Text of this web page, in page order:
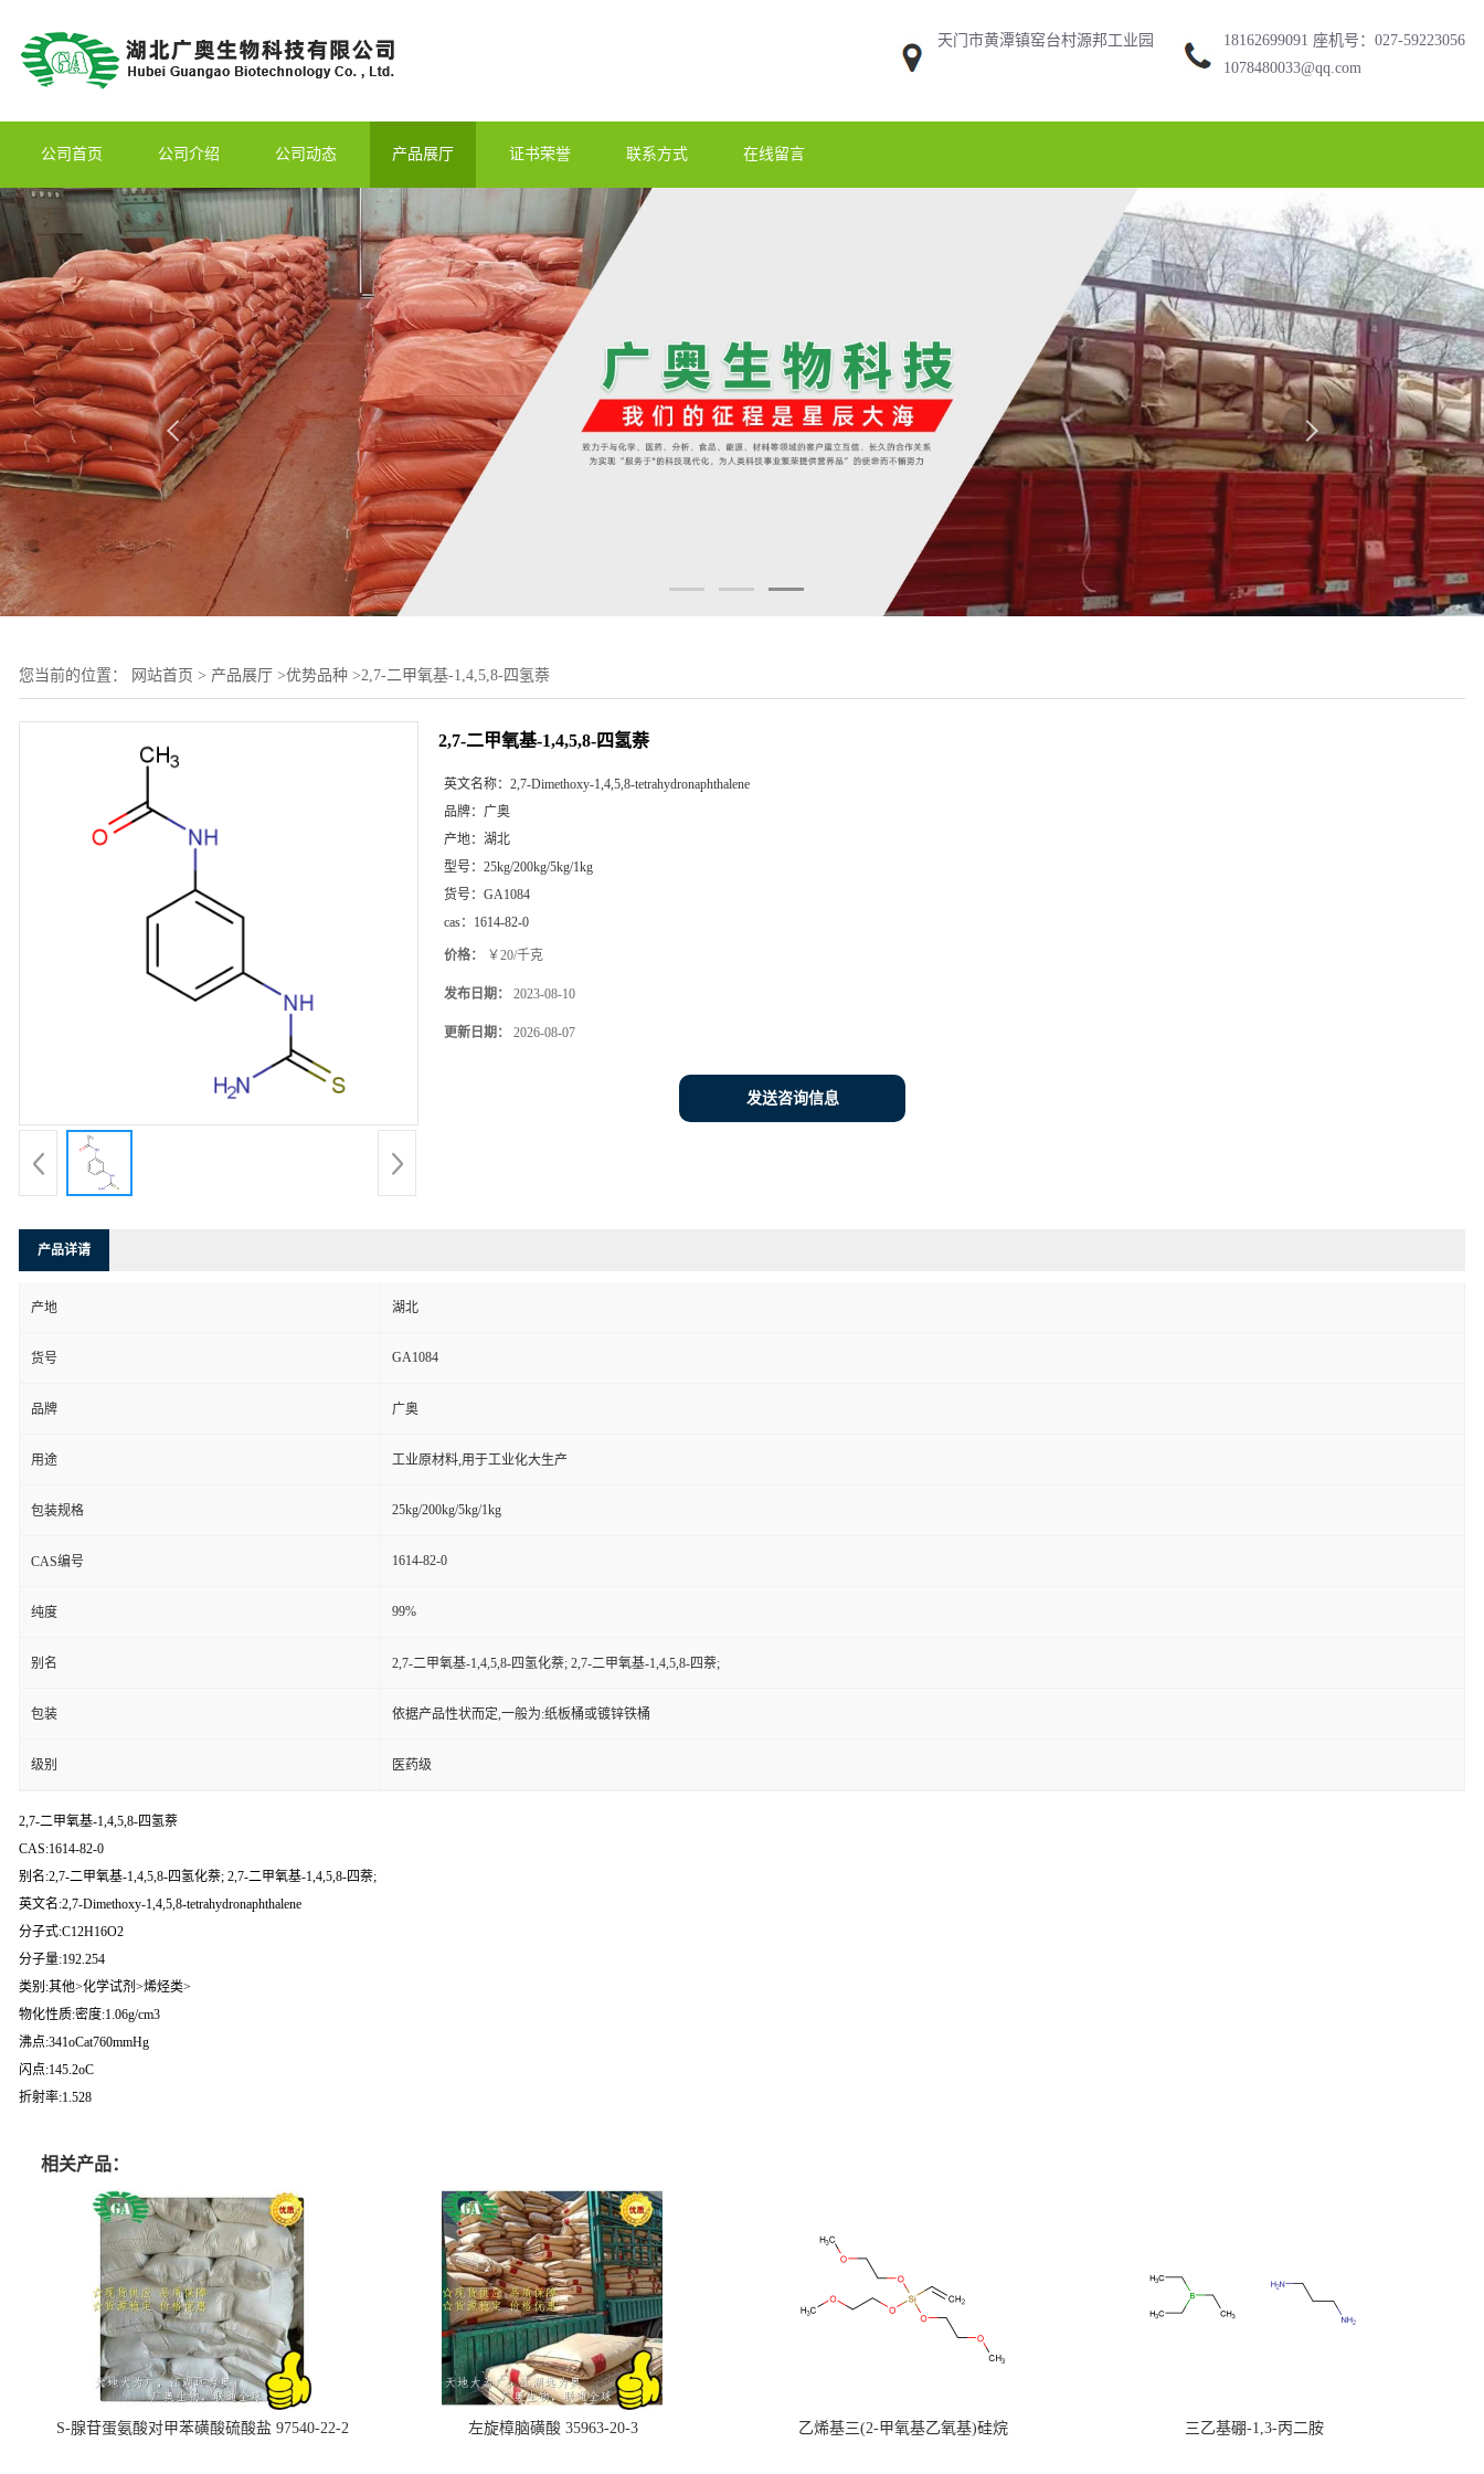
天门市黄潭镇窑台村源邦工业园
18162699091 座机号：027-59223056
1078480033@qq.com
公司首页 公司介绍 公司动态 产品展厅 证书荣誉 联系方式 在线留言
您当前的位置： 网站首页 > 产品展厅 >优势品种 >2,7-二甲氧基-1,4,5,8-四氢萘
2,7-二甲氧基-1,4,5,8-四氢萘
英文名称： 2,7-Dimethoxy-1,4,5,8-tetrahydronaphthalene
品牌： 广奥
产地： 湖北
型号： 25kg/200kg/5kg/1kg
货号： GA1084
cas： 1614-82-0
价格： ￥20/千克
发布日期： 2023-08-10
更新日期： 2026-08-07
发送咨询信息
产品详请
产地 湖北
货号 GA1084
品牌 广奥
用途 工业原材料,用于工业化大生产
包装规格 25kg/200kg/5kg/1kg
CAS编号 1614-82-0
纯度 99%
别名 2,7-二甲氧基-1,4,5,8-四氢化萘; 2,7-二甲氧基-1,4,5,8-四萘;
包装 依据产品性状而定,一般为:纸板桶或镀锌铁桶
级别 医药级
2,7-二甲氧基-1,4,5,8-四氢萘
CAS:1614-82-0
别名:2,7-二甲氧基-1,4,5,8-四氢化萘; 2,7-二甲氧基-1,4,5,8-四萘;
英文名:2,7-Dimethoxy-1,4,5,8-tetrahydronaphthalene
分子式:C12H16O2
分子量:192.254
类别:其他>化学试剂>烯烃类>
物化性质:密度:1.06g/cm3
沸点:341oCat760mmHg
闪点:145.2oC
折射率:1.528
相关产品：
S-腺苷蛋氨酸对甲苯磺酸硫酸盐 97540-22-2 左旋樟脑磺酸 35963-20-3 乙烯基三(2-甲氧基乙氧基)硅烷 三乙基硼-1,3-丙二胺